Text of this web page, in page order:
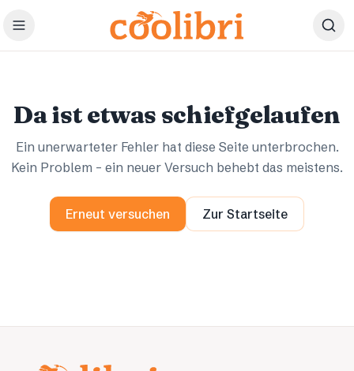
Zum Hauptinhalt springen
Da ist etwas schiefgelaufen
Ein unerwarteter Fehler hat diese Seite unterbrochen.
Kein Problem – ein neuer Versuch behebt das meistens.
Erneut versuchen Zur Startseite